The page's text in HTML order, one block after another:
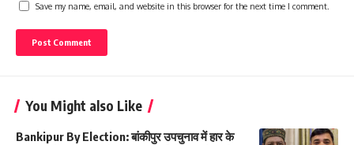
Save my name, email, and website in this browser for the next time I comment.
You Might also Like
Bankipur By Election: बांकीपुर उपचुनाव में हार के